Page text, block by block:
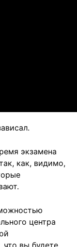
экзамена
как, видимо,
центра
что вы будете